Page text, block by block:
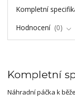
Kompletní
Hodnocení
0
Kompletní
Náhradní páčka k